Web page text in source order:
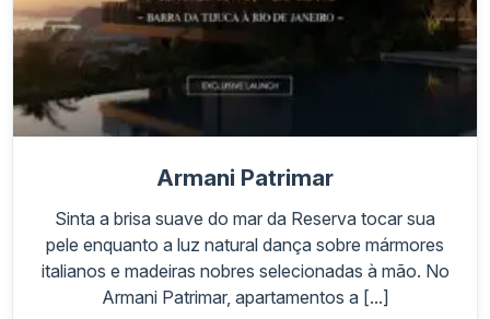
Armani Patrimar
Sinta a brisa suave do mar da Reserva tocar sua
pele enquanto a luz natural dança sobre mármores
italianos e madeiras nobres selecionadas à mão. No
Armani Patrimar, apartamentos a [...]